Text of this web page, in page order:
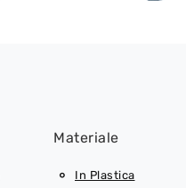
Materiale
In Plastica